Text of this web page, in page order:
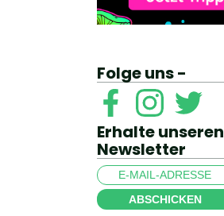
Folge uns -
Erhalte unseren
Newsletter
ABSCHICKEN